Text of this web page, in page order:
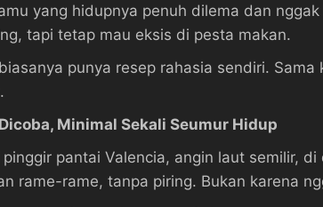
yang hidupnya penuh dilema dan
tapi tetap mau eksis di pesta makan.
punya resep rahasia sendiri.
Minimal Sekali Seumur Hidup
pantai Valencia, angin laut semilir,
rame-rame, tanpa piring. Bukan karena